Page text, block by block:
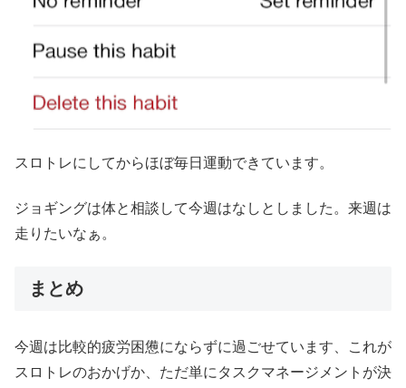
スロトレにしてからほぼ毎日運動できています。
ジョギングは体と相談して今週はなしとしました。来週は
走りたいなぁ。
まとめ
今週は比較的疲労困憊にならずに過ごせています、これが
スロトレのおかげか、ただ単にタスクマネージメントが決